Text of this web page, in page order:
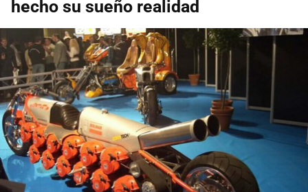
hecho su sueño realidad